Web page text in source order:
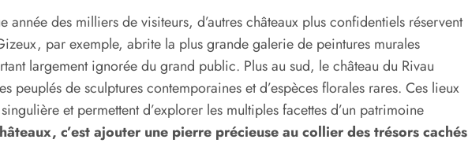
année des milliers de visiteurs, d’autres châteaux plus confidentiels réservent
par exemple, abrite la plus grande galerie de peintures murales
largement ignorée du grand public. Plus au sud, le château du Rivau
peuplés de sculptures contemporaines et d’espèces florales rares. Ces lieux
et permettent d’explorer les multiples facettes d’un patrimoine
c’est ajouter une pierre précieuse au collier des trésors cachés